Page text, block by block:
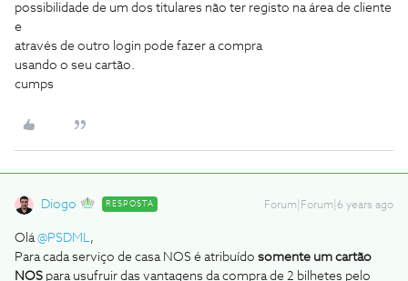
possibilidade de um dos titulares não ter registo na área de cliente
e
através de outro login pode fazer a compra
usando o seu cartão.
cumps
Diogo RESPOSTA Forum|Forum|6 years ago
Olá@PSDML,
Para cada serviço de casa NOS é atribuído somente um cartão
NOS para usufruir das vantagens da compra de 2 bilhetes pelo